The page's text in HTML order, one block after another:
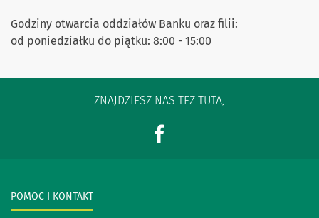
Godziny otwarcia oddziałów Banku oraz filii:
od poniedziałku do piątku: 8:00 - 15:00
ZNAJDZIESZ NAS TEŻ TUTAJ
POMOC I KONTAKT